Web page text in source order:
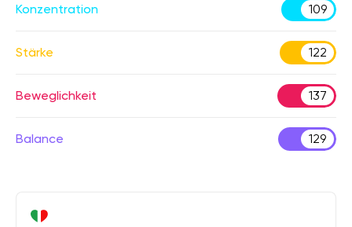
Konzentration 109
Stärke 122
Beweglichkeit 137
Balance 129